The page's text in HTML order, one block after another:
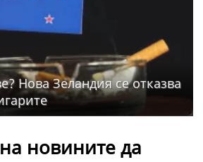
Нова Зеландия се отказва
новините да